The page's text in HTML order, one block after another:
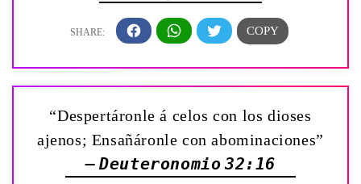
“Despertáronle á celos con los dioses
ajenos; Ensañáronle con abominaciones”
— Deuteronomio 32:16